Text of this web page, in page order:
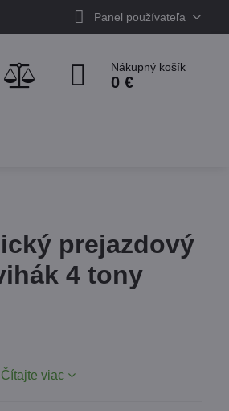
Panel používateľa
Nákupný košík
0 €
prejazdový
4 tony
Čítajte viac